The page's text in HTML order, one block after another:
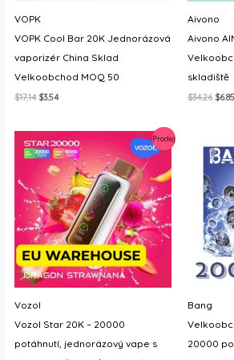
VOPK
VOPK Cool Bar 20K Jednorázová
vaporizér China Sklad
Velkoobchod MOQ 50
$17.14 Původní
$17.14.
$3.54Aktuální
$3.54.
Aivono
Aivono
skladiště
$34.26 $6.85
Prodej
Vozol
Vozol Star 20K – 20000
potáhnutí, jednorázový vape s
Bang
20000